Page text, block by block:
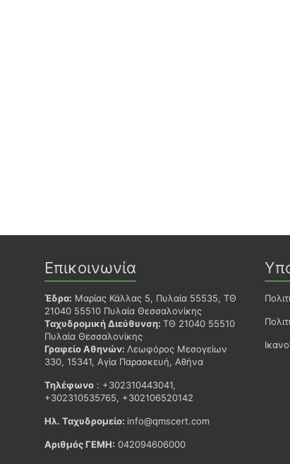
Επικοινωνία
Έδρα: Μαρίας Κάλλας 5, Πυλαία 55535, ΤΘ
21040 55510 Πυλαία Θεσσαλονίκης
Ταχυδρομική Διεύθυνση: ΤΘ 21040 55510
Πυλαία Θεσσαλονίκης
Γραφείο Αθηνών: Λεωφόρος Μεσογείων
330, 15341, Αγία Παρασκευή, Αθήνα
Τηλέφωνο : +302310443041,
+302310535765, +302106520142
Ηλ. Ταχυδρομείο: info@qmscert.com
Αριθμός ΓΕΜΗ: 042094606000